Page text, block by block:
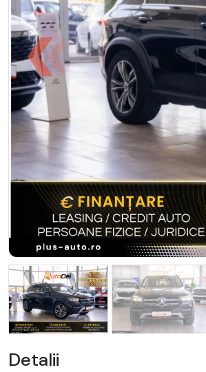
Detalii